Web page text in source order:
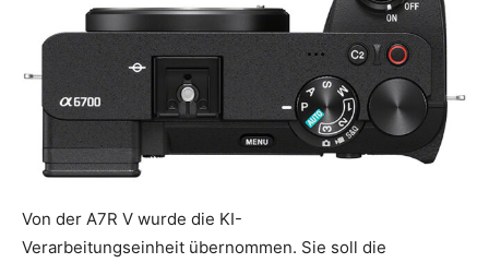
Von der A7R V wurde die KI-
Verarbeitungseinheit übernommen. Sie soll die